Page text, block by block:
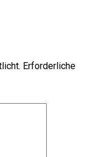
Erforderliche